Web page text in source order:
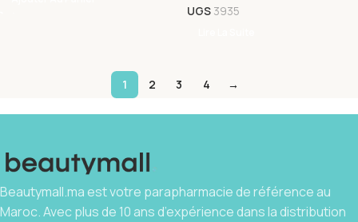
UGS 3935
1 2 3 4 →
Beautymall.ma est votre parapharmacie de référence au
Maroc. Avec plus de 10 ans d’expérience dans la distribution